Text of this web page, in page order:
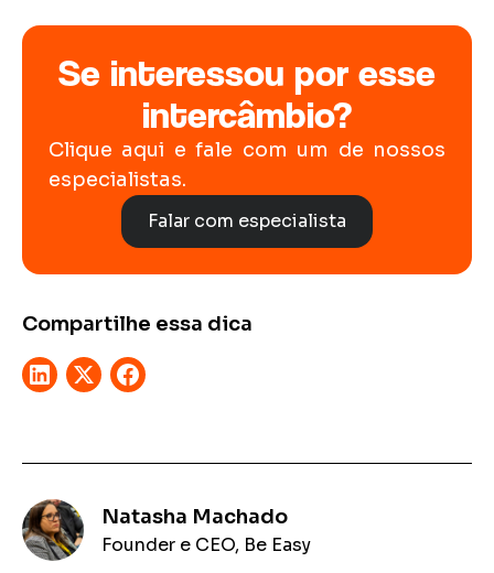
Se interessou por esse
intercâmbio?
Clique aqui e fale com um de nossos
especialistas.
Falar com especialista
Compartilhe essa dica
Natasha Machado
Founder e CEO, Be Easy